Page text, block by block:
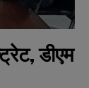
डीएम